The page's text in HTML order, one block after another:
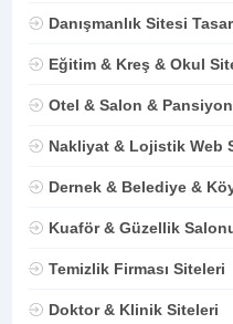
Danışmanlık Sitesi
Eğitim & Kreş & Okul
Otel & Salon &
Nakliyat & Lojistik Web
Dernek & Belediye &
Kuaför & Güzellik
Temizlik Firması Siteleri
Doktor & Klinik Siteleri